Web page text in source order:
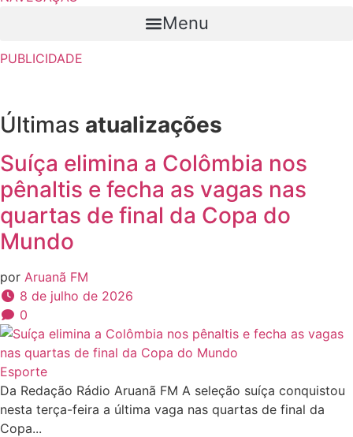
Menu
PUBLICIDADE
Últimas atualizações
Suíça elimina a Colômbia nos
pênaltis e fecha as vagas nas
quartas de final da Copa do
Mundo
por Aruanã FM
8 de julho de 2026
0
Esporte
Da Redação Rádio Aruanã FM A seleção suíça conquistou
nesta terça-feira a última vaga nas quartas de final da
Copa...